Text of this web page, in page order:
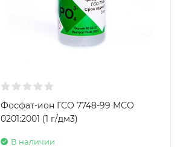
Фосфат-ион ГСО 7748-99 МСО
0201:2001 (1 г/дм3)
В наличии